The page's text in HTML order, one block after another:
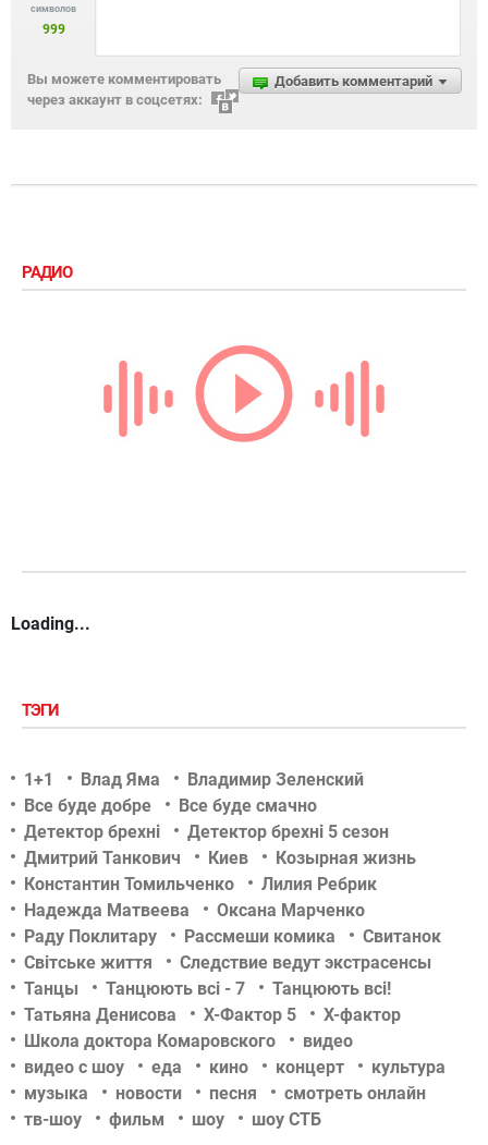
символов
999
Добавить комментарий
Вы можете комментировать
через аккаунт в соцсетях:
РАДИО
Loading...
ТЭГИ
1+1 Влад Яма
Владимир Зеленский
Все буде добре
Все буде смачно
Детектор брехні
Детектор брехні 5 сезон
Дмитрий Танкович
Киев
Козырная жизнь
Константин Томильченко
Лилия Ребрик
Надежда Матвеева
Оксана Марченко
Раду Поклитару
Рассмеши комика
Свитанок
Світське життя
Следствие ведут экстрасенсы
Танцы
Танцюють всі - 7
Танцюють всі!
Татьяна Денисова
Х-Фактор 5
Х-фактор
Школа доктора Комаровского
видео
видео с шоу
еда кино концерт
культура
музыка
новости песня
смотреть онлайн
тв-шоу
фильм шоу шоу СТБ